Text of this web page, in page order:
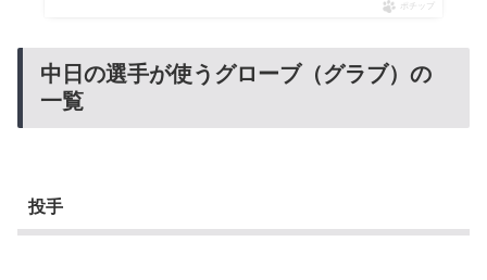
ポチップ
中日の選手が使うグローブ（グラブ）の
一覧
投手